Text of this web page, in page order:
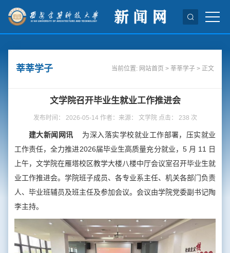
莘莘学子 当前位置: 网站首页 >莘莘学子 > 正文
文学院召开毕业生就业工作推进会
发布时间： 2026-05-14 作者：来源： 文学院 点击： 238 次
建大新闻网讯 为深入落实学校就业工作部署，压实就业
工作责任，全力推进2026届毕业生高质量充分就业，5 月 11 日
上午，文学院在雁塔校区教学大楼八楼中厅会议室召开毕业生就
业工作推进会。学院班子成员、各专业系主任、机关各部门负责
人、毕业班辅员及班主任及参加会议。会议由学院党委副书记陶
李主持。